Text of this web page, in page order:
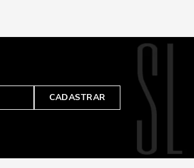
CADASTRAR